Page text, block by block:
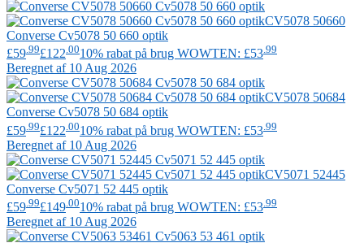
CV5078 50660
Converse Cv5078 50 660 optik
£59.99£122.0010% rabat på brug WOWTEN: £53.99
Beregnet af 10 Aug 2026
CV5078 50684
Converse Cv5078 50 684 optik
£59 .99£122 .0010% rabat på brug WOWTEN: £53 .99
Beregnet af 10 Aug 2026
CV5071 52445
Converse Cv5071 52 445 optik
£59 .99£149 .0010% rabat på brug WOWTEN: £53 .99
Beregnet af 10 Aug 2026